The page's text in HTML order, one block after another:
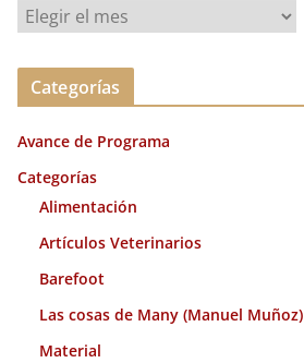
c
v
o
Categorías
Avance de Programa
Categorías
Alimentación
Artículos Veterinarios
Barefoot
Las cosas de Many (Manuel Muñoz)
Material